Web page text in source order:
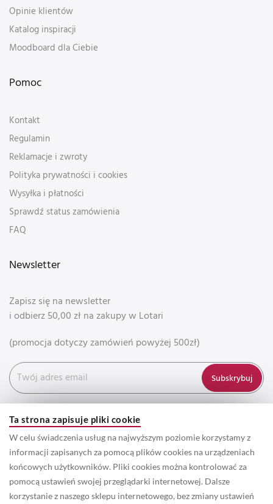
Ta strona zapisuje pliki cookie
W celu świadczenia usług na najwyższym poziomie korzystamy z
informacji zapisanych za pomocą plików cookies na urządzeniach
końcowych użytkowników. Pliki cookies można kontrolować za
pomocą ustawień swojej przeglądarki internetowej. Dalsze
korzystanie z naszego sklepu internetowego, bez zmiany ustawień
Opinie klientów
Katalog inspiracji
Moodboard dla Ciebie
Pomoc
Kontakt
Regulamin
Reklamacje i zwroty
Polityka prywatności i cookies
Wysyłka i płatności
Sprawdź status zamówienia
FAQ
Newsletter
Zapisz się na newsletter
i odbierz 50,00 zł na zakupy w Lotari
(promocja dotyczy zamówień powyżej 500zł)
Subskrybuj